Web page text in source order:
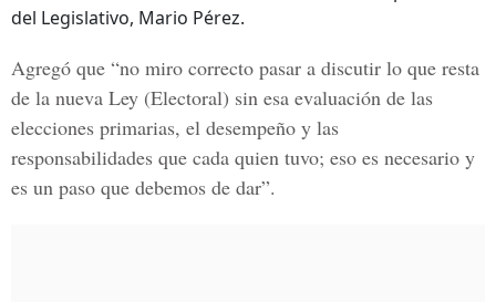
del Legislativo, Mario Pérez.
Agregó que “no miro correcto pasar a discutir lo que resta
de la nueva Ley (Electoral) sin esa evaluación de las
elecciones primarias, el desempeño y las
responsabilidades que cada quien tuvo; eso es necesario y
es un paso que debemos de dar”.